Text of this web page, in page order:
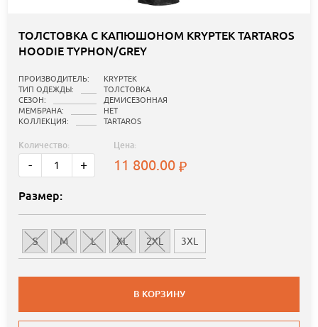
ТОЛСТОВКА С КАПЮШОНОМ KRYPTEK TARTAROS
HOODIE TYPHON/GREY
ПРОИЗВОДИТЕЛЬ:
KRYPTEK
ТИП ОДЕЖДЫ:
ТОЛСТОВКА
СЕЗОН:
ДЕМИСЕЗОННАЯ
МЕМБРАНА:
НЕТ
КОЛЛЕКЦИЯ:
TARTAROS
Количество:
- +
Цена:
11 800.00
Размер:
S M L XL 2XL 3XL
В КОРЗИНУ